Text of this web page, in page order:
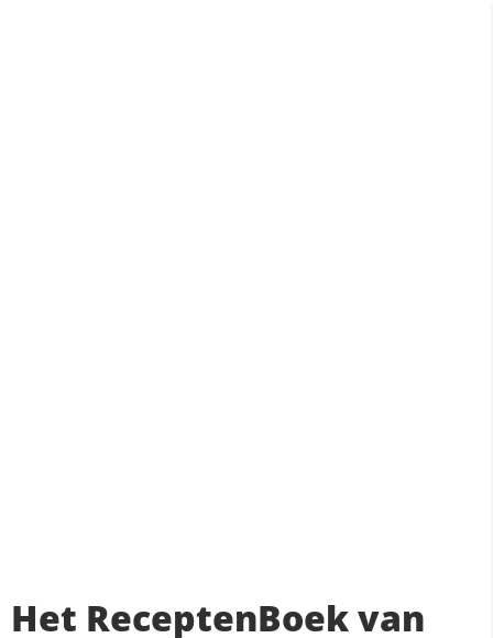
Het ReceptenBoek van